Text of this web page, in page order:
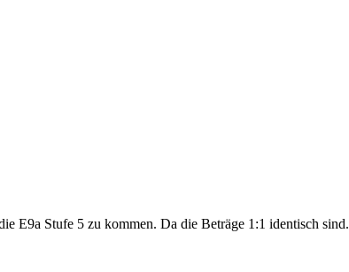
E9a Stufe 5 zu kommen. Da die Beträge 1:1 identisch sind.